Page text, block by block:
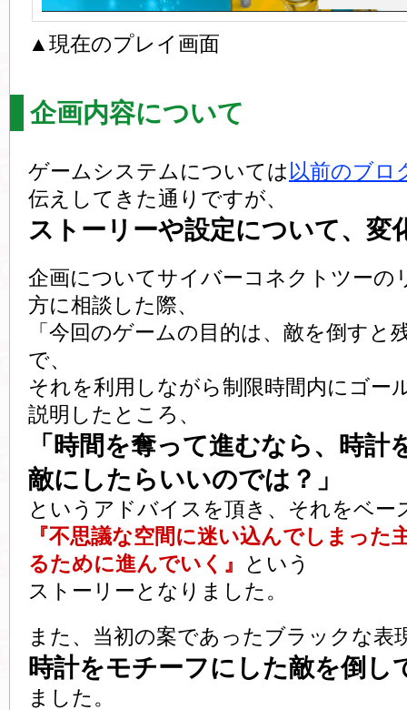
▲現在のプレイ画面
企画内容について
ゲームシステムについては 以前のブロ
伝えしてきた通りですが、
ストーリーや設定について、変
企画についてサイバーコネクトツーの
方に相談した際、
「今回のゲームの目的は、敵を倒すと
で、
それを利用しながら制限時間内にゴー
説明したところ、
「時間を奪って進むなら、時計
敵にしたらいいのでは？」
というアドバイスを頂き、それをベー
『不思議な空間に迷い込んでしまった
るために進んでいく』
という
ストーリーとなりました。
また、当初の案であったブラックな表
時計をモチーフにした敵を倒し
ました。